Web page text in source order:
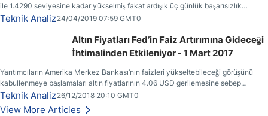
ile 1.4290 seviyesine kadar yükselmiş fakat ardışık üç günlük başarısızlık
ertesinde yönünü yeniden aşağı çevirmiştir.
Teknik Analiz24/04/2019 07:59 GMT0
Altın Fiyatları Fed’in Faiz Artırımına Gideceği
İhtimalinden Etkileniyor - 1 Mart 2017
Yarıtımcıların Amerika Merkez Bankası’nın faizleri yükseltebileceği görüşünü
kabullenmeye başlamaları altın fiyatlarının 4.06 USD gerilemesine sebep
olmuştur.
Teknik Analiz26/12/2018 20:10 GMT0
View More Articles